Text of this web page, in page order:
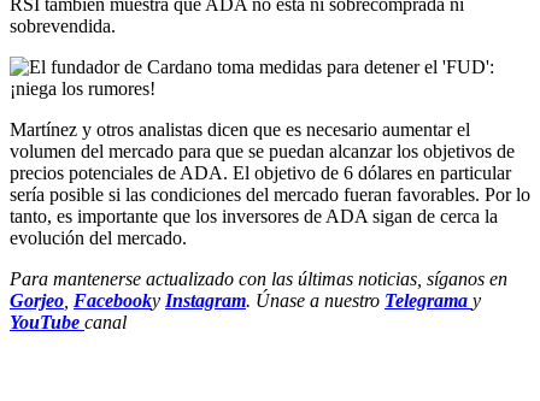
RSI también muestra que ADA no está ni sobrecomprada ni
sobrevendida.
Martínez y otros analistas dicen que es necesario aumentar el
volumen del mercado para que se puedan alcanzar los objetivos de
precios potenciales de ADA. El objetivo de 6 dólares en particular
sería posible si las condiciones del mercado fueran favorables. Por lo
tanto, es importante que los inversores de ADA sigan de cerca la
evolución del mercado.
Para mantenerse actualizado con las últimas noticias, síganos en
Gorjeo Facebooky Instagram. Únase a nuestro Telegrama y
YouTube canal